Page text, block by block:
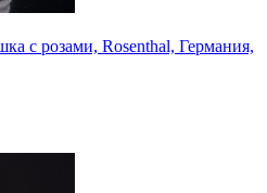
с розами, Rosenthal, Германия,